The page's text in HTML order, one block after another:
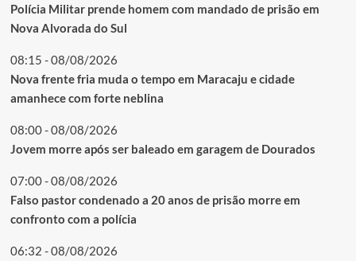
Polícia Militar prende homem com mandado de prisão em
Nova Alvorada do Sul
08:15 - 08/08/2026
Nova frente fria muda o tempo em Maracaju e cidade
amanhece com forte neblina
08:00 - 08/08/2026
Jovem morre após ser baleado em garagem de Dourados
07:00 - 08/08/2026
Falso pastor condenado a 20 anos de prisão morre em
confronto com a polícia
06:32 - 08/08/2026